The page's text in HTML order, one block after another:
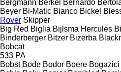
Bergmann Berkel Bernardo
Beyer Bi-Matic Bianco Bickel
Rover Skipper
Big Red Biglia Bijlsma Hercules
Binderberger Bitzer Bizerba
Bobcat
533 PA
Bobst Bode Bodor Boere